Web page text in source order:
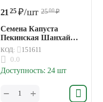
21 25 ₽/шт 25 00 ₽
Семена Капуста
Пекинская Шанхай
0,3гр Аэлита
КОД: 151611
0.0
Доступность: 24 шт
+
−